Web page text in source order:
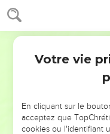
Proverbes 16
23 Le cœur du sage rend
force de persuasion sur
24
douces pour l'âme et
La voie qui paraît
Celui qui travaille
incite.
Votre vie
En cliquant sur le
acceptez que
cookies ou l'identifiant